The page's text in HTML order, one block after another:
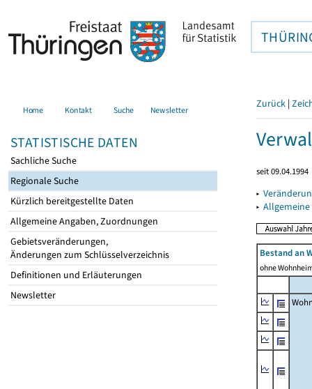
Home Kontakt Suche Newsletter
STATISTISCHE DATEN
Sachliche Suche
Regionale Suche
Kürzlich bereitgestellte Daten
Allgemeine Angaben, Zuordnungen
Gebietsveränderungen,
Änderungen zum Schlüsselverzeichnis
Definitionen und Erläuterungen
Newsletter
Zurück |
seit 09.04.1994
▸
▸
Bestand an
ohne